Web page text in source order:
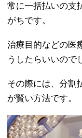
常に一括払いの支
がちです。
治療目的などの医
うしたらいいので
その際には、分割
が賢い方法です。